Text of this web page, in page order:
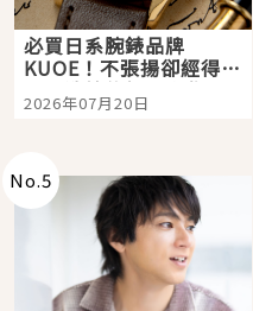
必買日系腕錶品牌
KUOE！不張揚卻經得起
時間洗鍊的經典之作五
選
2026年07月20日
No.5